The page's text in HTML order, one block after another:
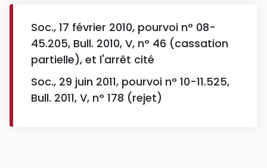
Soc., 17 février 2010, pourvoi n° 08-
45.205, Bull. 2010, V, n° 46 (cassation
partielle), et l'arrêt cité
Soc., 29 juin 2011, pourvoi n° 10-11.525,
Bull. 2011, V, n° 178 (rejet)